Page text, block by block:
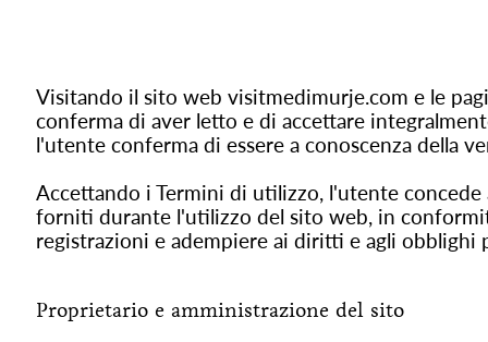
Visitando il sito web visitmedimurje.com e le
conferma di aver letto e di accettare
l'utente conferma di essere a conoscenza della
Accettando i Termini di utilizzo, l'utente
forniti durante l'utilizzo del sito web, in
registrazioni e adempiere ai diritti e agli
Proprietario e amministrazione del sito